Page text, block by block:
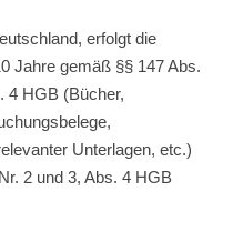
erfolgt die
Jahre gemäß §§ 147 Abs.
4 HGB (Bücher,
Unterlagen, etc.)
2 und 3, Abs. 4 HGB